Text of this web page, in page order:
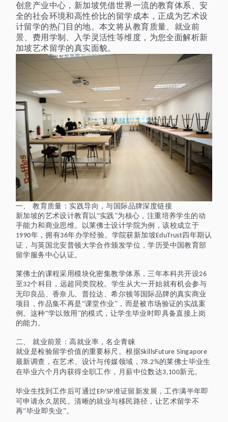
创意产业中心，新加坡凭借世界一流的教育体系、安
全的社会环境和高性价比的留学成本，正成为艺术设
计留学的热门目的地。本文将从教育质量、就业前
景、费用学制、入学灵活性等维度，为您全面解析新
加坡艺术留学的真实面貌。
一、
教育质量：实践导向，与国际品牌深度链接
新加坡的艺术设计教育以“实践”为核心，注重培养学生的动
手能力和商业思维。以莱佛士设计学院为例，该校成立于
1990年，拥有36年办学经验。学院获新加坡EduTrust四年期认
证，与英国北安普顿大学合作颁发学位，学历受中国教育部
留学服务中心认证。
莱佛士的课程采用模块化密集教学体系，三年本科共开设26
至 32个科目，远超同类院校。学生从大一开始就有机会参与
无印良品、香奈儿、普拉达、希尔顿等国际品牌的真实商业
项目，作品集不再是“课堂作业”，而是被市场验证的实战案
例。这种“学以致用”的模式，让学生毕业时即具备直接上岗
的能力。
二、
就业前景：高就业率，名企青睐
就业是检验留学价值的重要标尺。根据SkillsFuture Singapore
最新调查，在艺术、设计与传媒领域， 78.2%的莱佛士毕业生
在毕业六个月内获得全职工作，月薪中位数达3,100新元。
毕业生找到工作后可通过 EP/SP准证留新发展，工作满半年即
可申请永久居民。清晰的就业与移民路径，让艺术留学不
再“毕业即失业”。